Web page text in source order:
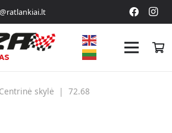
skylė | 72.68